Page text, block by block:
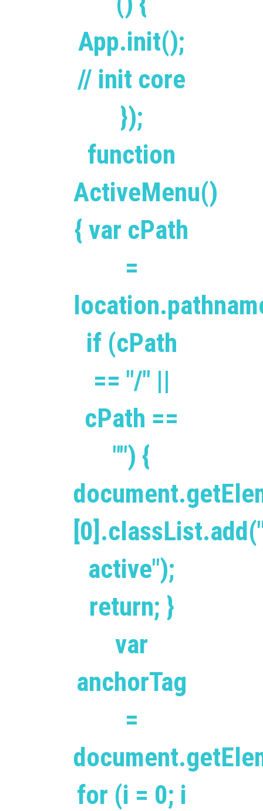
App.init();
// init core
});
function
ActiveMenu()
{ var cPath
=
if (cPath
== "/" ||
cPath ==
"") {
active");
return; }
var
anchorTag
=
for (i = 0; i